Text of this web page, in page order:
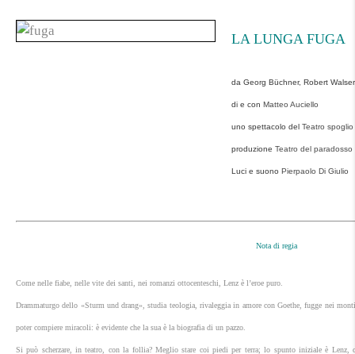
LA LUNGA FUGA
da Georg Büchner, Robert Walser
di e con Matteo Auciello
uno spettacolo del Teatro spoglio
produzione Teatro del paradosso
Luci e suono Pierpaolo Di Giulio
Nota di regia
Come nelle fiabe, nelle vite dei santi, nei romanzi ottocenteschi, Lenz è l’eroe puro.
Drammaturgo dello «Sturm und drang», studia teologia, rivaleggia in amore con Goethe, fugge nei
poter compiere miracoli: è evidente che la sua è la biografia di un pazzo.
Si può scherzare, in teatro, con la follia? Meglio stare coi piedi per terra; lo spunto iniziale è Lenz,